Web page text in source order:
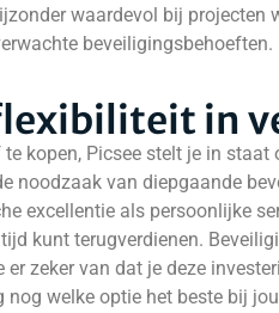
waardevol bij projecten
beveiligingsbehoeften.
in
kopen, Picsee stelt je in
noodzaak van diepgaande
excellentie als persoonlijke
kunt terugverdienen.
er zeker van dat je deze
nog welke optie het beste bij